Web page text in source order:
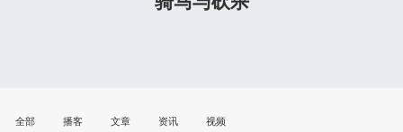
全部 播客 文章 资讯 视频